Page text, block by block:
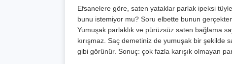
Efsanelere göre, saten yataklar parlak ipeksi
bunu istemiyor mu? Soru elbette bunun
Yumuşak parlaklık ve pürüzsüz saten bağlama
kırışmaz. Saç demetiniz de yumuşak bir şekilde
gibi görünür. Sonuç: çok fazla karışık olmayan